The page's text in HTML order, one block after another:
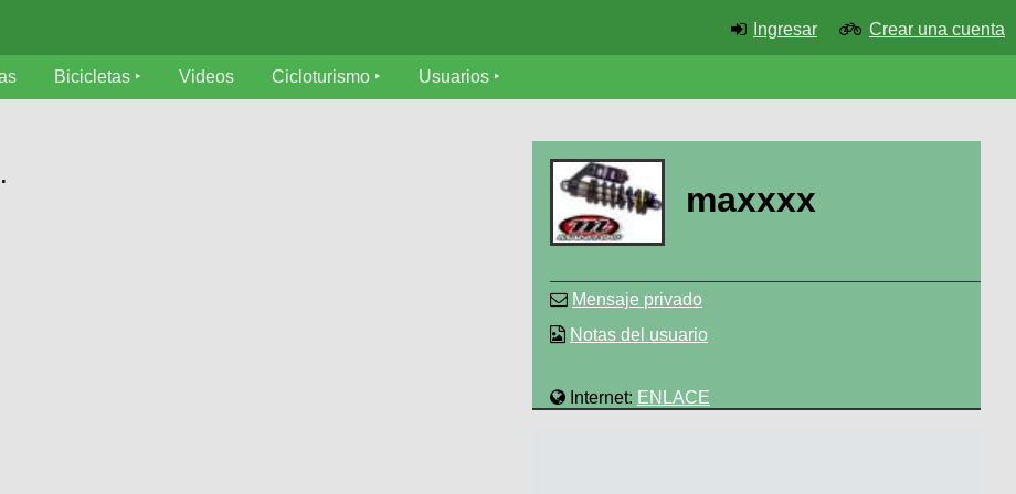
Ingresar Crear una cuenta
Bicicletas Videos Cicloturismo Usuarios
maxxxx
Mensaje privado
Notas del usuario
Internet: ENLACE